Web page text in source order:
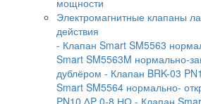
Электромагнитные клапаны
действия
- Клапан Smart SM5563
Smart SM5563M нормально-
дублёром - Клапан BRK-03
Smart SM5564 нормально-
PN10 ∆P 0-8 НО - Клапан